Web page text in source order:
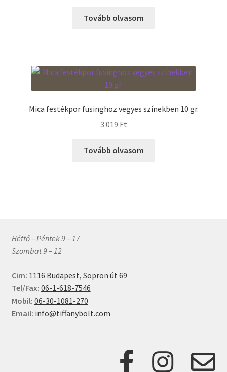
Tovább olvasom
Mica festékpor fusinghoz vegyes színekben 10 gr.
3 019 Ft
Tovább olvasom
Hétfő – Péntek 9 – 17
Szombat 9 – 12
Cim: 1116 Budapest, Sopron út 69
Tel/Fax: 06-1-618-7546
Mobil: 06-30-1081-270
Email: info@tiffanybolt.com